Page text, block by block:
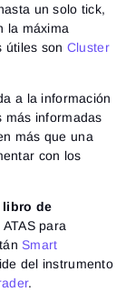
un solo tick,
la máxima
útiles son Cluster
a la información
más informadas
más que una
con los
libro de
para
Smart
del instrumento
.